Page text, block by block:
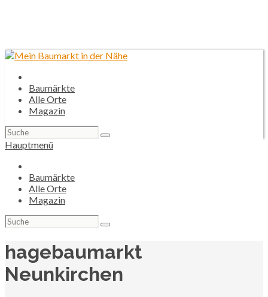
Baumärkte
Alle Orte
Magazin
Suchen
nach:
Hauptmenü
Baumärkte
Alle Orte
Magazin
Suchen
nach:
hagebaumarkt
Neunkirchen